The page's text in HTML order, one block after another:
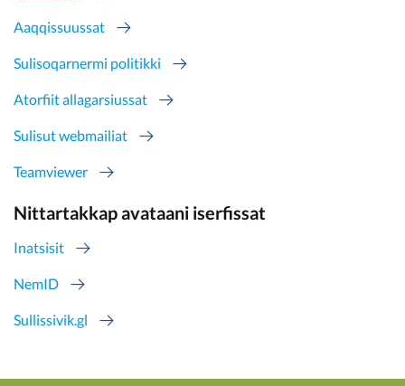
Aaqqissuussat
Sulisoqarnermi politikki
Atorfiit allagarsiussat
Sulisut webmailiat
Teamviewer
Nittartakkap avataani iserfissat
Inatsisit
NemID
Sullissivik.gl